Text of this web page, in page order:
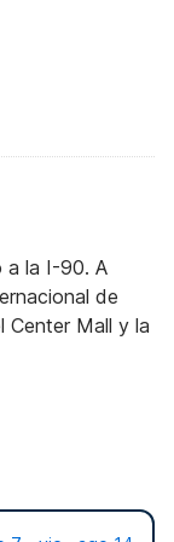
a la I-90. A
de
Center Mall y la